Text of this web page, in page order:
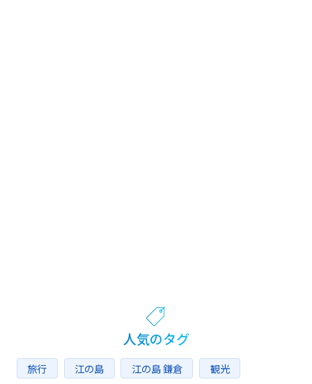
人気のタグ
旅行 江の島 江の島 鎌倉
観光